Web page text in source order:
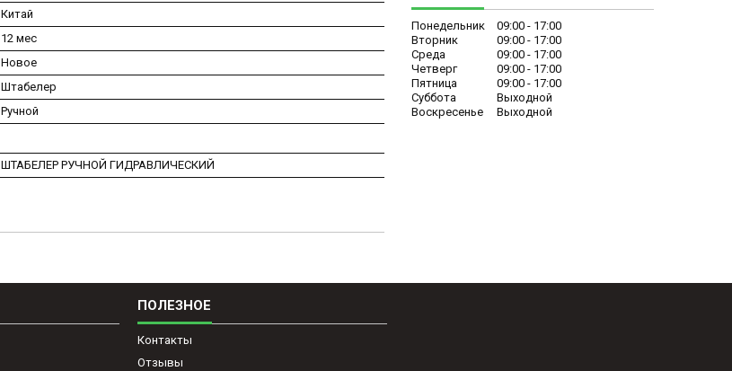
Китай
12 мес
Новое
Штабелер
Ручной
ШТАБЕЛЕР РУЧНОЙ ГИДРАВЛИЧЕСКИЙ
Понедельник 09:00
17:00
Вторник
09:00
17:00
Среда
09:00
17:00
Четверг
09:00
17:00
Пятница
09:00
17:00
Суббота
Выходной
Воскресенье
Выходной
ПОЛЕЗНОЕ
Контакты
Отзывы